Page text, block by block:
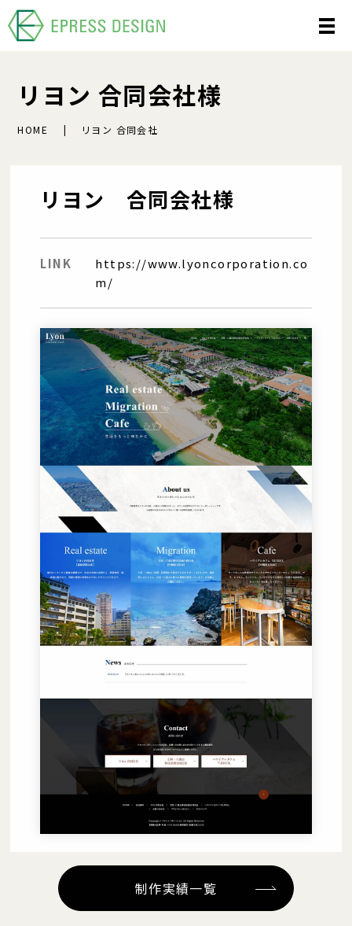
リヨン 合同会社様
HOME リヨン 合同会社
リヨン 合同会社様
LINK
https://www.lyoncorporation.co
m/
制作実績一覧